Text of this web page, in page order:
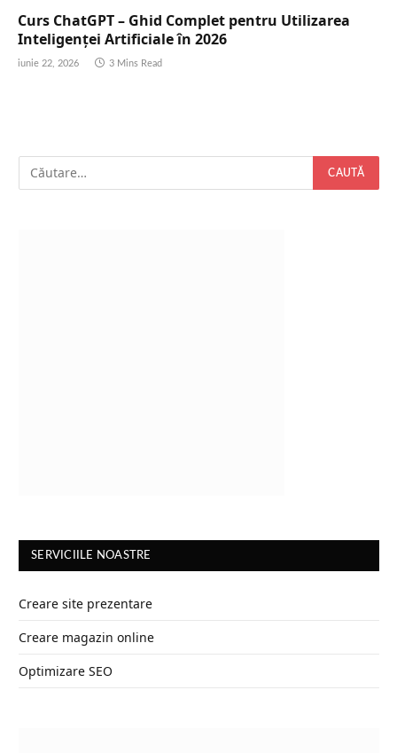
Curs ChatGPT – Ghid Complet pentru Utilizarea
Inteligenței Artificiale în 2026
iunie 22, 2026 3 Mins Read
SERVICIILE NOASTRE
Creare site prezentare
Creare magazin online
Optimizare SEO